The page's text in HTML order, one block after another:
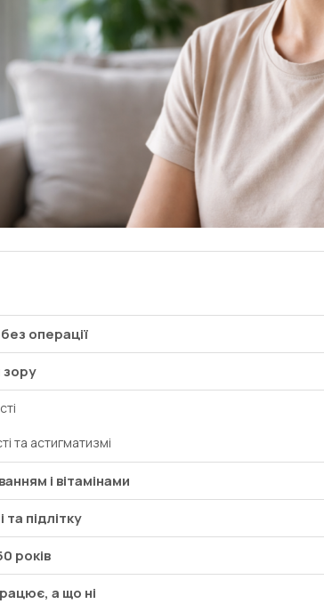
операції
та астигматизмі
і вітамінами
підлітку
років
а що ні